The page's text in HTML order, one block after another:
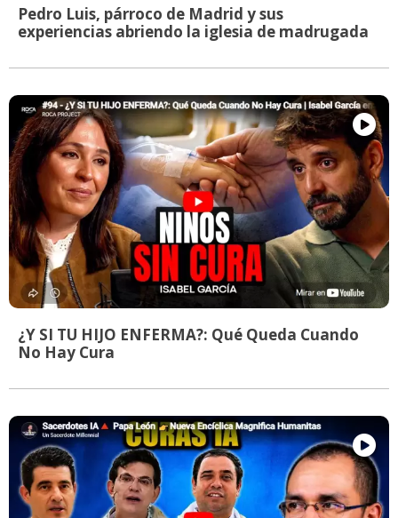
Pedro Luis, párroco de Madrid y sus
experiencias abriendo la iglesia de madrugada
¿Y SI TU HIJO ENFERMA?: Qué Queda Cuando
No Hay Cura